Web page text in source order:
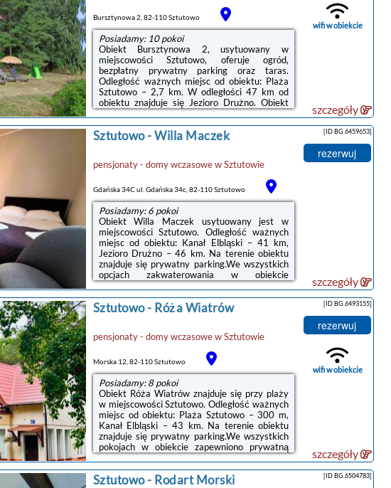
taras, a w okolicy panują doskonałe warunki do
uprawiania trekkingu oraz jazdy na
rowerze.Odległość ważnych miejsc od obiektu:
...
Bursztynowa 2, 82-110 Sztutowo
Posiadamy: 10 pokoi
Obiekt Bursztynowa 2, usytuowany w
miejscowości Sztutowo, oferuje ogród,
bezpłatny prywatny parking oraz taras.
Odległość ważnych miejsc od obiektu: Plaża
Sztutowo – 2,7 km. W odległości 47 km od
obiektu znajduje się Jezioro Drużno. Obiekt
jest idealnym wyborem dla niepalących.
Odległość ważnych miejsc od obiektu: Kanał
Elbląski – 42 km.W każdej opcji
łazienka. Pościel i ręczniki są zapewnione. We
wszystkich pokojach w obiekcie zapewniono
prywatną łazienkę z prysznicem, a także ...
wifi w obiekcie
szczegóły
Sztutowo-Willa Maczek
pensjonaty - domy wczasowewSztutowie
Gdańska 34C ul. Gdańska 34c, 82-110 Sztutowo
Posiadamy: 6 pokoi
Obiekt Willa Maczek usytuowany jest w
miejscowości Sztutowo. Odległość ważnych
miejsc od obiektu: Kanał Elbląski – 41 km,
Jezioro Drużno – 46 km. Na terenie obiektu
znajduje się prywatny parking.We wszystkich
opcjach zakwaterowania w obiekcie
zapewniono prywatną łazienkę. Wybrane
opcje zakwaterowania mają również
balkon.Lotnisko Lotnisko Gdańsk-Rębiechowo
obowiązuje zakaz organizowania wieczorów
panieńskich, kawalerskich itp.Zarządzany
przez gospodarza prywatnego (osobę
fizyczną)W przypadku ...
[ID BG.6459653]
rezerwuj
szczegóły
Sztutowo- Róża Wiatrów
pensjonaty - domy wczasowewSztutowie
Morska 12, 82-110 Sztutowo
Posiadamy: 8 pokoi
Obiekt Róża Wiatrów znajduje się przy plaży
w miejscowości Sztutowo. Odległość ważnych
miejsc od obiektu: Plaża Sztutowo – 300 m,
Kanał Elbląski – 43 km. Na terenie obiektu
znajduje się prywatny parking.We wszystkich
pokojach w obiekcie zapewniono prywatną
łazienkę z prysznicem, a także bezpłatne Wi-
Fi. Wybrane opcje zakwaterowania mają
również taras. Wszystkie opcje
[ID BG.6493155]
rezerwuj
wifi w obiekcie
szczegóły
Sztutowo- Rodart Morski [ID BG.6504783]